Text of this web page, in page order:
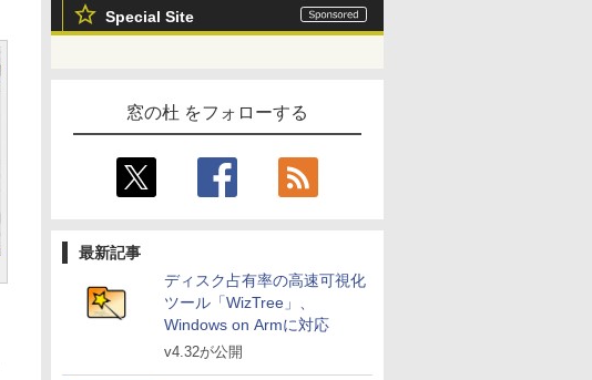
Special Site
窓の杜 をフォローする
最新記事
ディスク占有率の高速可視化
ツール「WizTree」、
Windows on Armに対応
v4.32が公開